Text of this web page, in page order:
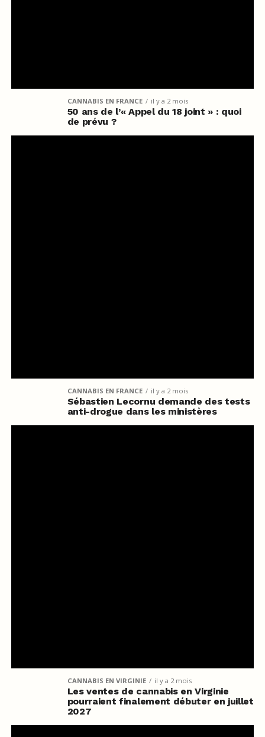
CANNABIS EN FRANCE il y a 2 mois
50 ans de l’« Appel du 18 joint » : quoi
de prévu ?
CANNABIS EN FRANCE il y a 2 mois
Sébastien Lecornu demande des tests
anti-drogue dans les ministères
CANNABIS EN VIRGINIE il y a 2 mois
Les ventes de cannabis en Virginie
pourraient finalement débuter en juillet
2027